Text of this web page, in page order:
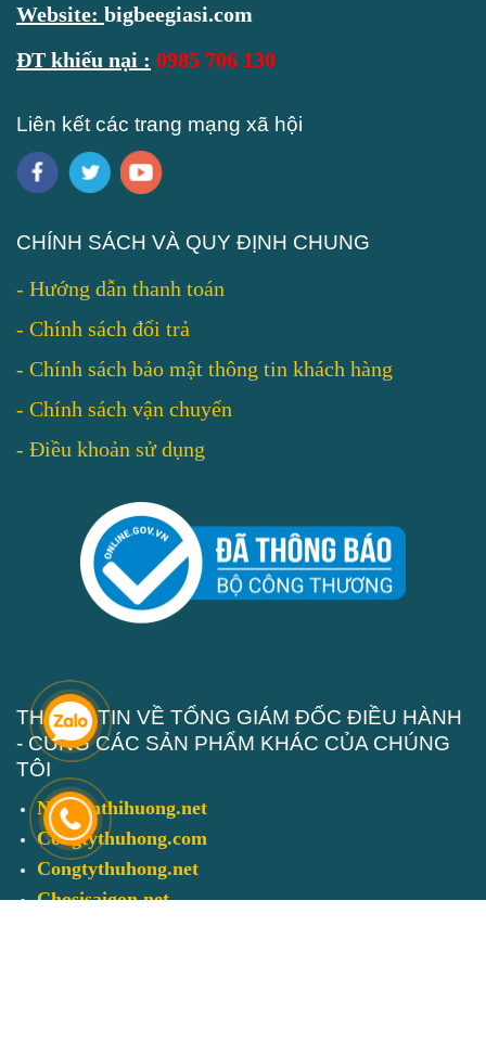
Website: bigbeegiasi.com
ĐT khiếu nại : 0985 706 130
Liên kết các trang mạng xã hội
CHÍNH SÁCH VÀ QUY ĐỊNH CHUNG
- Hướng dẫn thanh toán
- Chính sách đổi trả
- Chính sách bảo mật thông tin khách hàng
- Chính sách vận chuyển
- Điều khoản sử dụng
THÔNG TIN VỀ TỔNG GIÁM ĐỐC ĐIỀU HÀNH
- CÙNG CÁC SẢN PHẨM KHÁC CỦA CHÚNG
TÔI
Nguyenthihuong.net
Congtythuhong.com
Congtythuhong.net
Chosisaigon.net